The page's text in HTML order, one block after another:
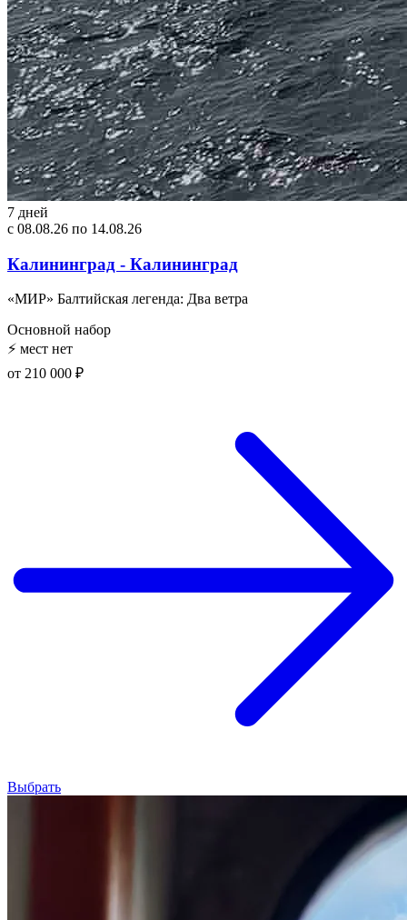
7 дней
с 08.08.26 по 14.08.26
Калининград - Калининград
«МИР» Балтийская легенда: Два ветра
Основной набор
⚡ мест нет
от 210 000 ₽
Выбрать